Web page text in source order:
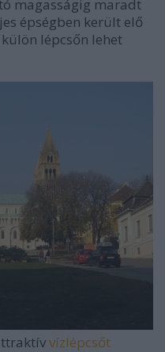
magasságig maradt
épségben került elő
lépcsőn lehet
vízlépcsőt